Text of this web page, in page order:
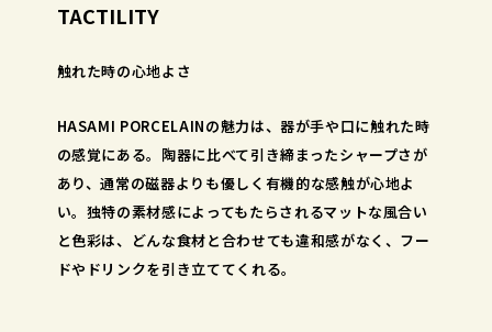
TACTILITY
触れた時の心地よさ
HASAMI PORCELAINの魅力は、器が手や口に触れた時
の感覚にある。陶器に比べて引き締まったシャープさが
あり、通常の磁器よりも優しく有機的な感触が心地よ
い。独特の素材感によってもたらされるマットな風合い
と色彩は、どんな食材と合わせても違和感がなく、フー
ドやドリンクを引き立ててくれる。